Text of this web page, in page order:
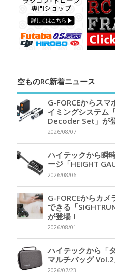
空ものRC新着ニュース
G-FORCEからスマ
イミングシステム
Decoder Set」が
2026/08/07
ハイテックから瞬
ージ「HEIGHT
2026/08/06
G-FORCEからカ
できる「
が登場！
2026/08/01
ハイテックから「
マルチバッグ Vol.2
2026/07/23